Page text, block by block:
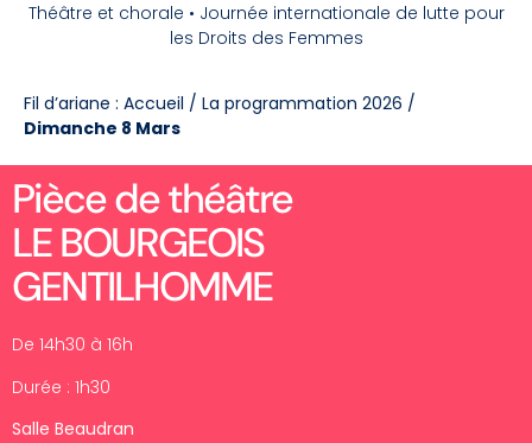
Théâtre et chorale • Journée internationale de lutte pour
les Droits des Femmes
Fil d’ariane : Accueil / La programmation 2026 /
Dimanche 8 Mars
Pièce de théâtre
LE BOURGEOIS
GENTILHOMME
De 14h30 à 16h
Durée : 1h30
Salle Beaudran